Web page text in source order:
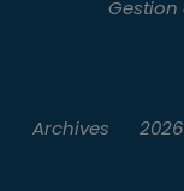
Gestion
Archives 2026